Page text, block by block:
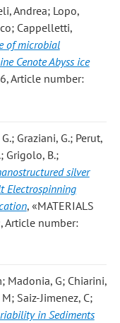
Andrea; Lopo,
Cappelletti,
of microbial
Cenote Abyss ice
Article number:
Graziani, G.; Perut,
Grigolo, B.;
silver
Electrospinning
, «MATERIALS
Article number:
Madonia, G; Chiarini,
Saiz-Jimenez, C;
in Sediments